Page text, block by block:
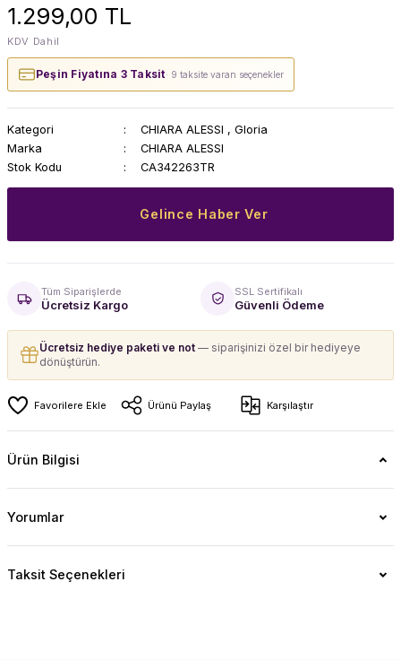
1.299,00 TL
KDV Dahil
Peşin Fiyatına 3 Taksit· 9 taksite varan seçenekler
Kategori CHIARA ALESSI , Gloria
Marka
CHIARA ALESSI
Stok Kodu
CA342263TR
Gelince Haber Ver
Tüm Siparişlerde
Ücretsiz Kargo
SSL Sertifikalı
Güvenli Ödeme
Ücretsiz hediye paketi ve not — siparişinizi özel bir hediyeye
dönüştürün.
Ürünü Paylaş Karşılaştır
Ürün Bilgisi
Yorumlar
Taksit Seçenekleri